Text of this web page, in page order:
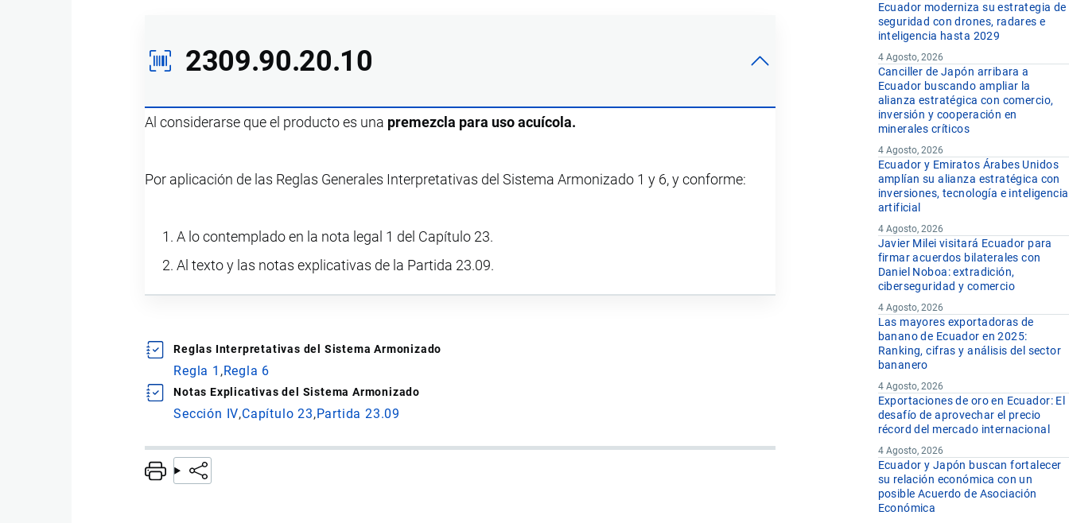
2309.90.20.10
Al considerarse que el producto es una premezcla para uso acuícola.
Por aplicación de las Reglas Generales Interpretativas del Sistema Armonizado 1 y 6, y conforme:
A lo contemplado en la nota legal 1 del Capítulo 23.
Al texto y las notas explicativas de la Partida 23.09.
Reglas Interpretativas del Sistema Armonizado
Regla 1 Regla 6
Notas Explicativas del Sistema Armonizado
Sección IV Capítulo 23 Partida 23.09
Ecuador moderniza su estrategia de
seguridad con drones, radares e
inteligencia hasta 2029
4 Agosto, 2026
Canciller de Japón arribara a
Ecuador buscando ampliar la
alianza estratégica con comercio,
inversión y cooperación en
minerales críticos
4 Agosto, 2026
Ecuador y Emiratos Árabes Unidos
amplían su alianza estratégica con
inversiones, tecnología e inteligencia
artificial
4 Agosto, 2026
Javier Milei visitará Ecuador para
firmar acuerdos bilaterales con
Daniel Noboa: extradición,
ciberseguridad y comercio
4 Agosto, 2026
Las mayores exportadoras de
banano de Ecuador en 2025:
Ranking, cifras y análisis del sector
bananero
4 Agosto, 2026
Exportaciones de oro en Ecuador: El
desafío de aprovechar el precio
récord del mercado internacional
4 Agosto, 2026
Ecuador y Japón buscan fortalecer
su relación económica con un
posible Acuerdo de Asociación
Económica